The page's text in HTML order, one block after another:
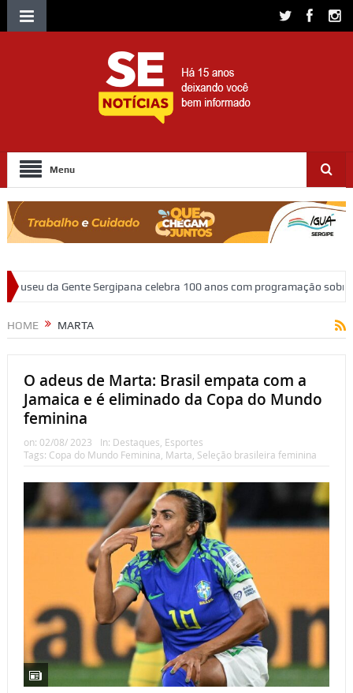
Menu
celebra 100 anos com programação sobre memória, educação
HOME MARTA
O adeus de Marta: Brasil empata com a
Jamaica e é eliminado da Copa do Mundo
feminina
on: 02/08/ 2023 In: Destaques, Esportes
Tags: Copa do Mundo Feminina, Marta, Seleção brasileira feminina